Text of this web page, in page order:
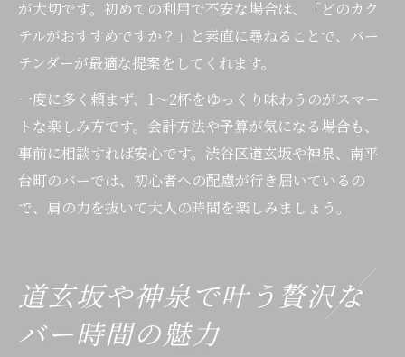
が大切です。初めての利用で不安な場合は、「どのカク
テルがおすすめですか？」と素直に尋ねることで、バー
テンダーが最適な提案をしてくれます。
一度に多く頼まず、1〜2杯をゆっくり味わうのがスマー
トな楽しみ方です。会計方法や予算が気になる場合も、
事前に相談すれば安心です。渋谷区道玄坂や神泉、南平
台町のバーでは、初心者への配慮が行き届いているの
で、肩の力を抜いて大人の時間を楽しみましょう。
道玄坂や神泉で叶う贅沢な
バー時間の魅力